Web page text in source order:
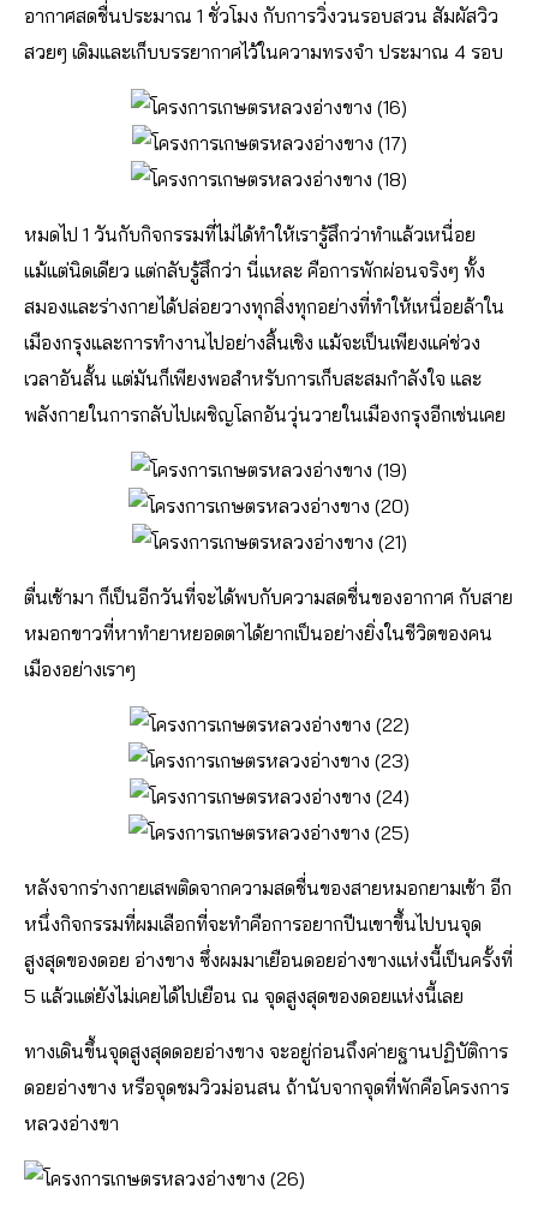
อากาศสดชื่นประมาณ 1 ชั่วโมง กับการวิ่งวนรอบสวน สัมผัสวิว
สวยๆ เดิมและเก็บบรรยากาศไว้ในความทรงจำ ประมาณ 4 รอบ
หมดไป 1 วันกับกิจกรรมที่ไม่ได้ทำให้เรารู้สึกว่าทำแล้วเหนื่อย
แม้แต่นิดเดียว แต่กลับรู้สึกว่า นี่แหละ คือการพักผ่อนจริงๆ ทั้ง
สมองและร่างกายได้ปล่อยวางทุกสิ่งทุกอย่างที่ทำให้เหนื่อยล้าใน
เมืองกรุงและการทำงานไปอย่างสิ้นเชิง แม้จะเป็นเพียงแค่ช่วง
เวลาอันสั้น แต่มันก็เพียงพอสำหรับการเก็บสะสมกำลังใจ และ
พลังกายในการกลับไปเผชิญโลกอันวุ่นวายในเมืองกรุงอีกเช่นเคย
ตื่นเช้ามา ก็เป็นอีกวันที่จะได้พบกับความสดชื่นของอากาศ กับสาย
หมอกขาวที่หาทำยาหยอดตาได้ยากเป็นอย่างยิ่งในชีวิตของคน
เมืองอย่างเราๆ
หลังจากร่างกายเสพติดจากความสดชื่นของสายหมอกยามเช้า อีก
หนึ่งกิจกรรมที่ผมเลือกที่จะทำคือการอยากปีนเขาขึ้นไปบนจุด
สูงสุดของดอย อ่างขาง ซึ่งผมมาเยือนดอยอ่างขางแห่งนี้เป็นครั้งที่
5 แล้วแต่ยังไม่เคยได้ไปเยือน ณ จุดสูงสุดของดอยแห่งนี้เลย
ทางเดินขึ้นจุดสูงสุดดอยอ่างขาง จะอยู่ก่อนถึงค่ายฐานปฏิบัติการ
ดอยอ่างขาง หรือจุดชมวิวม่อนสน ถ้านับจากจุดที่พักคือโครงการ
หลวงอ่างขา